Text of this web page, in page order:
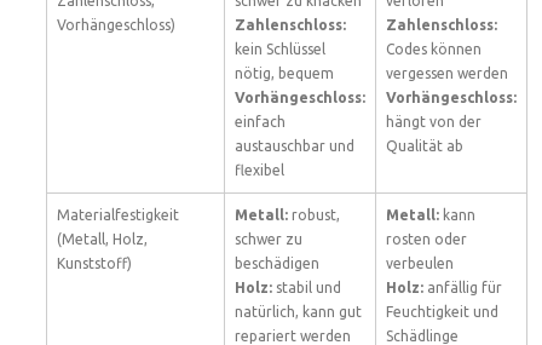
Vorhängeschloss)
Zahlenschloss:
kein Schlüssel
nötig, bequem
Vorhängeschloss:
einfach
austauschbar und
flexibel
Zahlenschloss:
Codes können
vergessen werden
Vorhängeschloss:
hängt von der
Qualität ab
Materialfestigkeit
(Metall, Holz,
Kunststoff)
Metall: robust,
schwer zu
beschädigen
Holz: stabil und
natürlich, kann gut
repariert werden
Metall: kann
rosten oder
verbeulen
Holz: anfällig für
Feuchtigkeit und
Schädlinge